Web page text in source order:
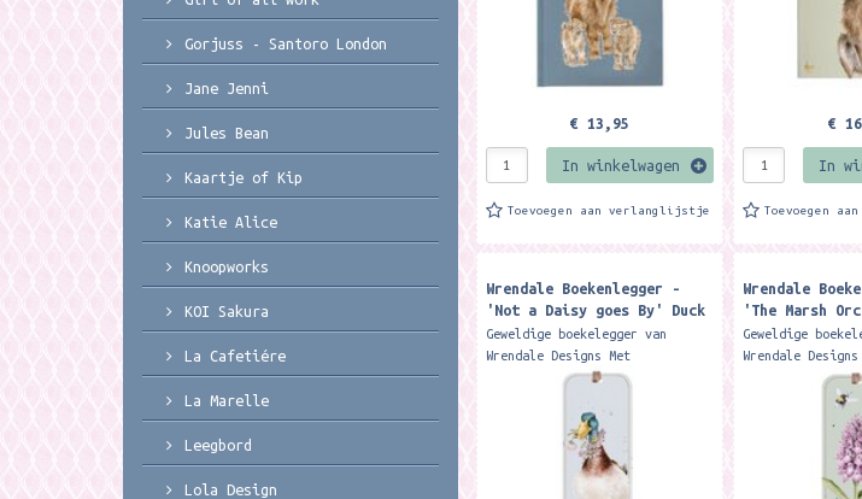
€ 13,95
In winkelwagen
Toevoegen aan verlanglijstje
€
In
Toevoegen
Wrendale Boekenlegger -
'Not a Daisy goes By' Duck
Bookmark ​
Geweldige boekelegger van
Wrendale Designs Met
touwtje/lint Formaat: 15 x 5 cm
in your favourite book or
magazine,...
Wrendale
'The Marsh
Bookmark ​
Geweldige
Wrendale
touwtje/lint
A great way to
in your
Gorjuss - Santoro London
Jane Jenni
Jules Bean
Kaartje of Kip
Katie Alice
Knoopworks
KOI Sakura
La Cafetiére
La Marelle
Leegbord
Lola Design